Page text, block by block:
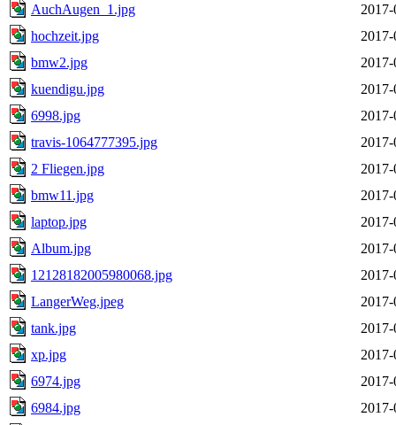
AuchAugen_1.jpg
hochzeit.jpg
bmw2.jpg
kuendigu.jpg
6998.jpg
travis-1064777395.jpg
2 Fliegen.jpg
bmw11.jpg
laptop.jpg
Album.jpg
12128182005980068.jpg
LangerWeg.jpeg
tank.jpg
xp.jpg
6974.jpg
6984.jpg